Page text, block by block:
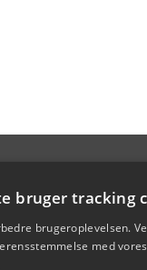
bruger tracking
brugeroplevelsen.
med